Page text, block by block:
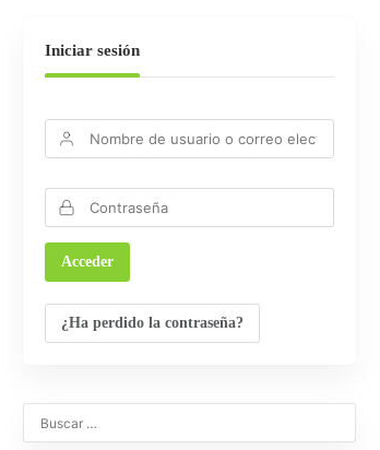
Iniciar sesión
¿Ha perdido la contraseña?